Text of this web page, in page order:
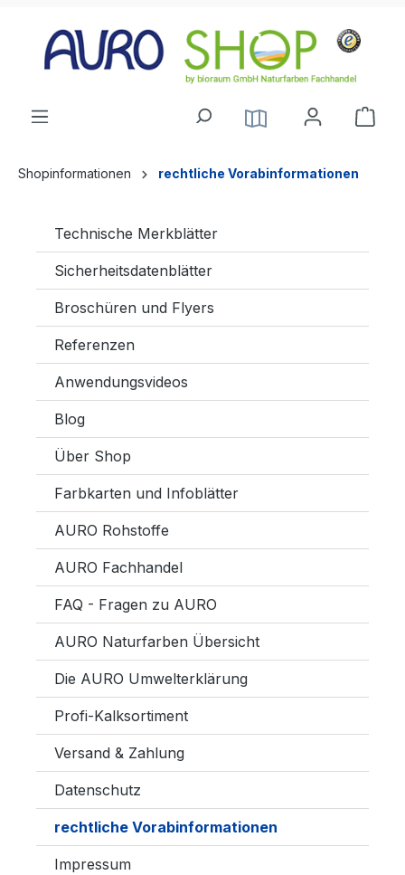
Shopinformationen rechtliche Vorabinformationen
Technische Merkblätter
Sicherheitsdatenblätter
Broschüren und Flyers
Referenzen
Anwendungsvideos
Blog
Über Shop
Farbkarten und Infoblätter
AURO Rohstoffe
AURO Fachhandel
FAQ - Fragen zu AURO
AURO Naturfarben Übersicht
Die AURO Umwelterklärung
Profi-Kalksortiment
Versand & Zahlung
Datenschutz
rechtliche Vorabinformationen
Impressum